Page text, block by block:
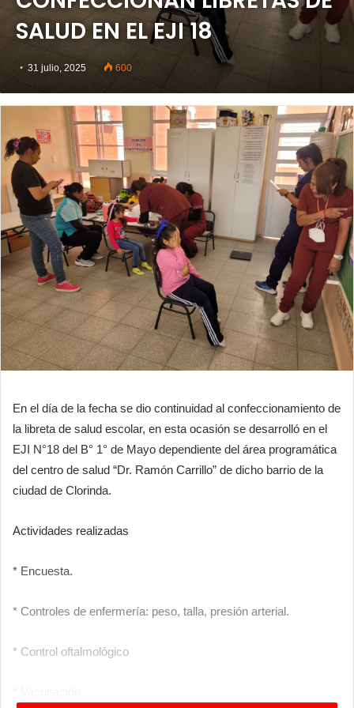
SALUD EN EL EJI 18
31 julio, 2025 600
En el día de la fecha se dio continuidad al confeccionamiento de
la libreta de salud escolar, en esta ocasión se desarrolló en el
EJI N°18 del B° 1° de Mayo dependiente del área programática
del centro de salud “Dr. Ramón Carrillo” de dicho barrio de la
ciudad de Clorinda.
Actividades realizadas
* Encuesta.
* Controles de enfermería: peso, talla, presión arterial.
* Control oftalmológico